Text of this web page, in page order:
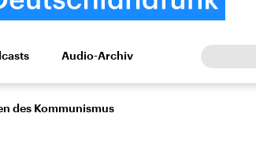
Kultur Europa
Audio-Archiv
des Kommunismus